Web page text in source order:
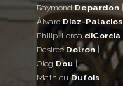
RaymondDepardon
ÁlvaroDiaz-Palacios
Philip-LorcadiCorcia
Desiree Dolron
Oleg Dou
MathieuDufois